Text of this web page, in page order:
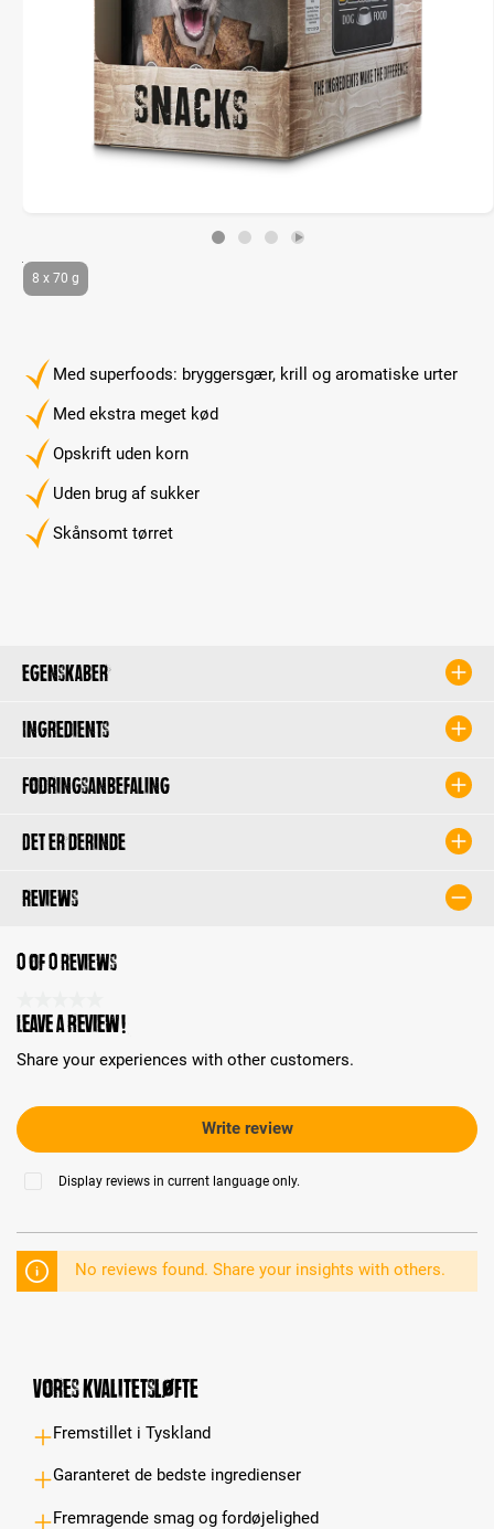
Med superfoods: bryggersgær, krill og aromatiske urter
Med ekstra meget kød
Opskrift uden korn
Uden brug af sukker
Skånsomt tørret
8 x 70 g
Egenskaber
Ingredients
Fodringsanbefaling
Det er derinde
Reviews
0 of 0 reviews
Average rating 0 of 5 Stars
Leave a review!
Share your experiences with other customers.
Write review
Display reviews in current language only.
No reviews found. Share your insights with others.
Vores kvalitetsløfte
Fremstillet i Tyskland
Garanteret de bedste ingredienser
Fremragende smag og fordøjelighed